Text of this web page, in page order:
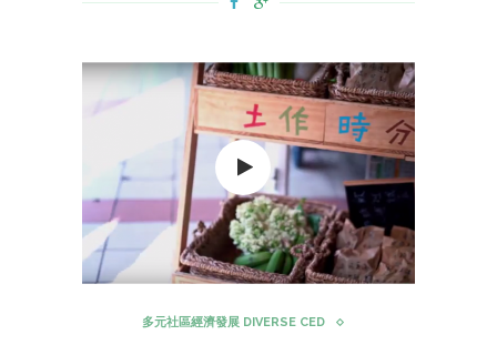
多元社區經濟發展 DIVERSE CED